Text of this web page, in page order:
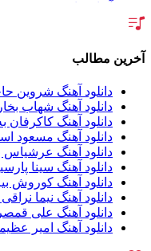
آراد عباسی
آراز
آراز آرا
آراز المان2
آراز نصیری1
آراکو1
آراکوم3
آران2
آران براتی1
آران براتی و ایمان
آران، مُوِرس و
آرپژ1
آرتا1
آخرین مطالب
دانلود آهنگ شروین
دانلود آهنگ شهاب
دانلود آهنگ کاکرفان
دانلود آهنگ مسعود
دانلود آهنگ عرشیاس
دانلود آهنگ سینا
دانلود آهنگ کوروش
دانلود آهنگ نیما
دانلود آهنگ علی
دانلود آهنگ امیر